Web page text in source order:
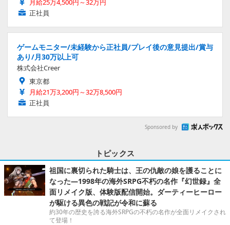
月給25万4,500円～32万円
正社員
ゲームモニター/未経験から正社員/プレイ後の意見提出/賞与
あり/月30万以上可
株式会社Creer
東京都
月給21万3,200円～32万8,500円
正社員
Sponsored by
トピックス
祖国に裏切られた騎士は、王の仇敵の娘を護ることに
なった―1998年の海外SRPG不朽の名作『幻世録』全
面リメイク版、体験版配信開始。ダーティーヒーロー
が駆ける異色の戦記が令和に蘇る
約30年の歴史を誇る海外SRPGの不朽の名作が全面リメイクされ
て登場！